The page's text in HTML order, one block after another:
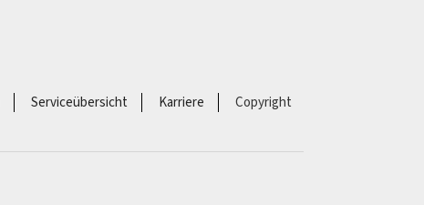
Serviceübersicht Karriere
Copyright